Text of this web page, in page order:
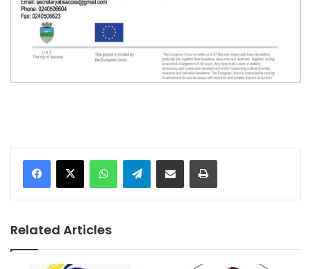
Telegram
Related Articles